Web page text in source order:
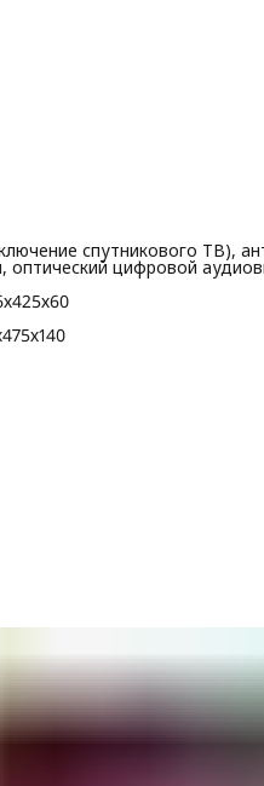
спутникового ТВ),
оптический цифровой